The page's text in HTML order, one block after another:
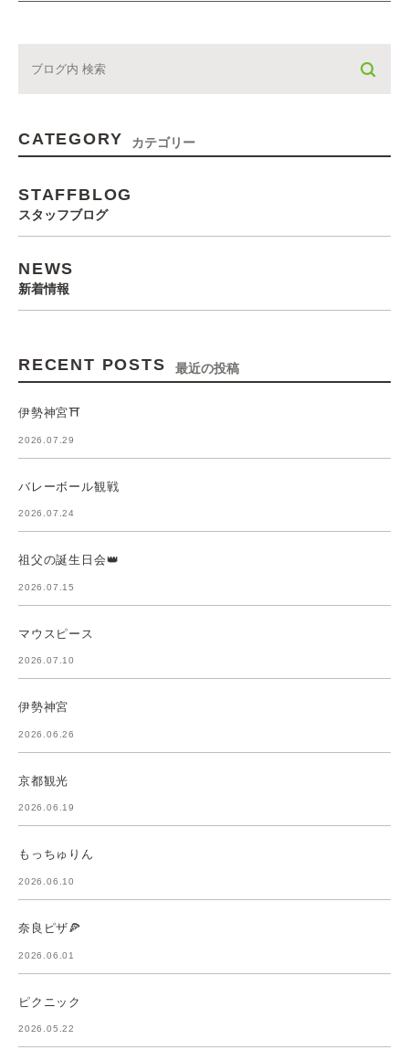
CATEGORY カテゴリー
STAFFBLOG
スタッフブログ
NEWS
新着情報
RECENT POSTS 最近の投稿
伊勢神宮⛩️
2026.07.29
バレーボール観戦
2026.07.24
祖父の誕生日会👑
2026.07.15
マウスピース
2026.07.10
伊勢神宮
2026.06.26
京都観光
2026.06.19
もっちゅりん
2026.06.10
奈良ピザ🍕
2026.06.01
ピクニック
2026.05.22